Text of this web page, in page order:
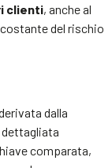
clienti, anche al
del rischio
dalla
comparata,